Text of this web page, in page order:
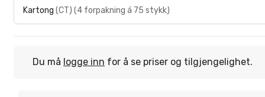
Kartong (CT) (4 forpakning á 75 stykk)
Du må logge inn for å se priser og tilgjengelighet.